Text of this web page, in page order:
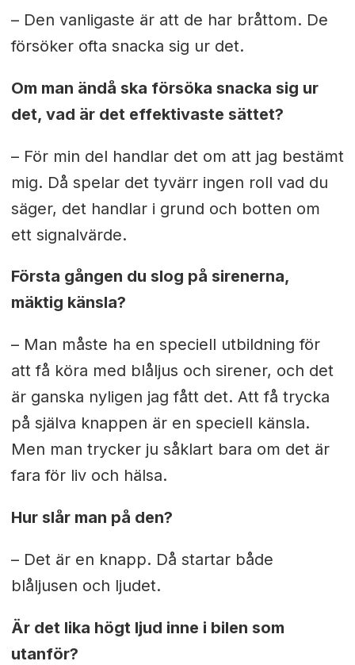
– Den vanligaste är att de har bråttom. De
försöker ofta snacka sig ur det.
Om man ändå ska försöka snacka sig ur
det, vad är det effektivaste sättet?
– För min del handlar det om att jag bestämt
mig. Då spelar det tyvärr ingen roll vad du
säger, det handlar i grund och botten om
ett signalvärde.
Första gången du slog på sirenerna,
mäktig känsla?
– Man måste ha en speciell utbildning för
att få köra med blåljus och sirener, och det
är ganska nyligen jag fått det. Att få trycka
på själva knappen är en speciell känsla.
Men man trycker ju såklart bara om det är
fara för liv och hälsa.
Hur slår man på den?
– Det är en knapp. Då startar både
blåljusen och ljudet.
Är det lika högt ljud inne i bilen som
utanför?